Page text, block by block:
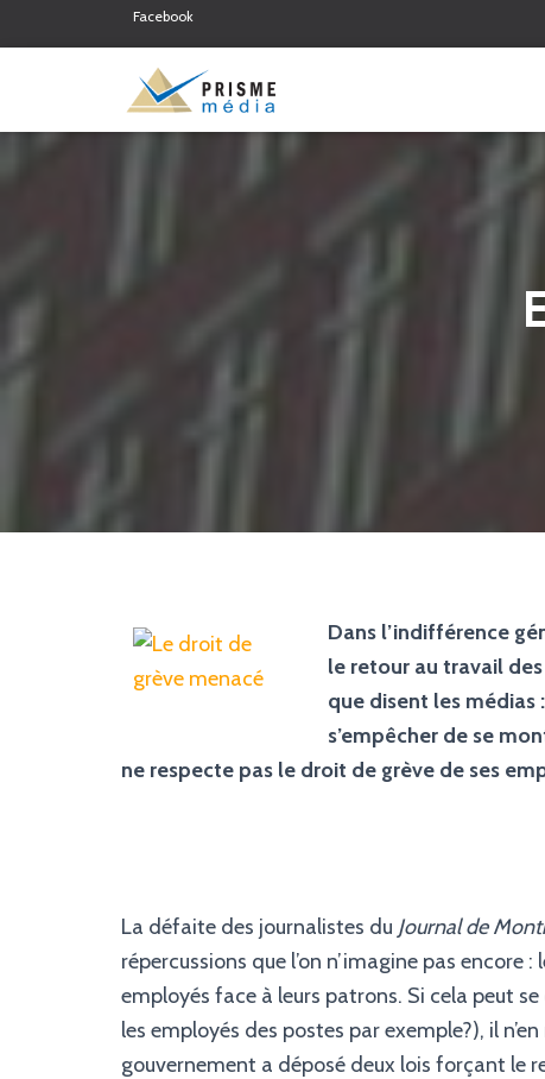
Facebook
Linkedin
Dans l’indifférence
le retour au travail
que disent les
s’empêcher de se
ne respecte pas le droit de grève de ses
La défaite des journalistes du Journal de
répercussions que l’on n’imagine pas
employés face à leurs patrons. Si cela peut
les employés des postes par exemple?), il
gouvernement a déposé deux lois forçant le